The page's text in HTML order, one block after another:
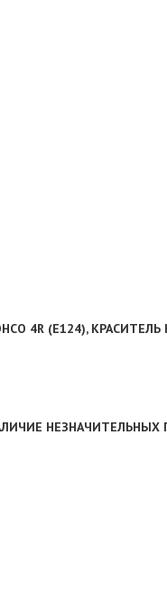
4R (Е124), КРАСИТЕЛЬ
НЕЗНАЧИТЕЛЬНЫХ